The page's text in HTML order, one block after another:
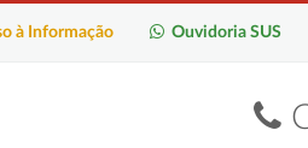
Ouvidoria SUS
à Informação